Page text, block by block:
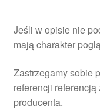
Jeśli w opisie nie
mają charakter
Zastrzegamy sobie
referencji
producenta.